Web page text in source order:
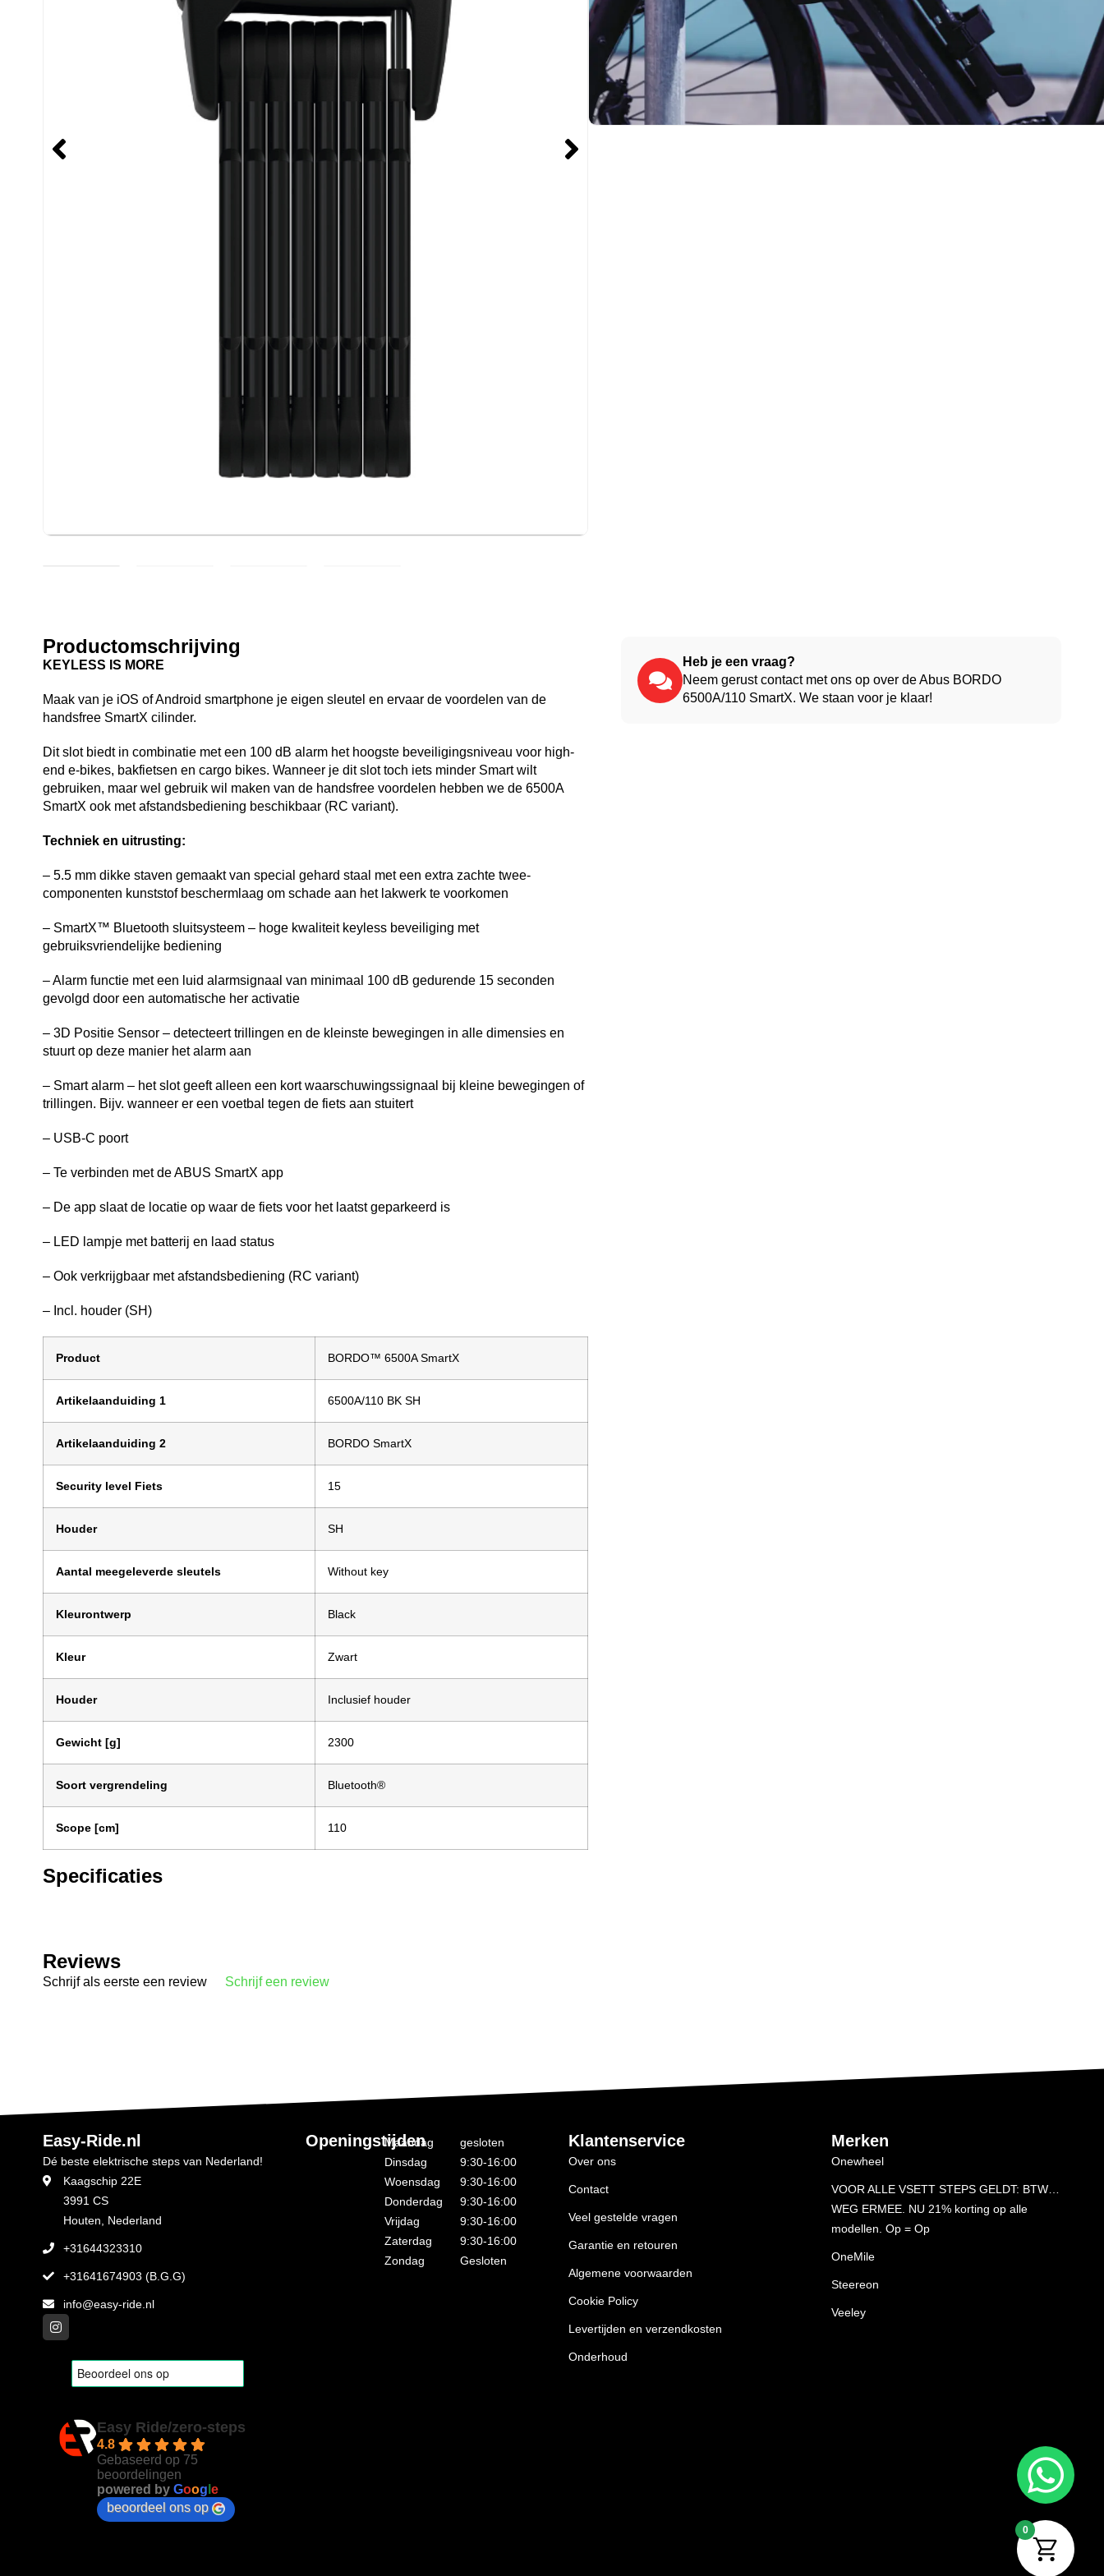
Dit is een top deal!
Een Abus BORDO 6500A/110 SmartX
voor
249,94!
Productomschrijving
KEYLESS IS MORE
Maak van je iOS of Android smartphone je eigen sleutel en ervaar de voordelen van de
handsfree SmartX cilinder.
Dit slot biedt in combinatie met een 100 dB alarm het hoogste beveiligingsniveau voor high-
end e-bikes, bakfietsen en cargo bikes. Wanneer je dit slot toch iets minder Smart wilt
gebruiken, maar wel gebruik wil maken van de handsfree voordelen hebben we de 6500A
SmartX ook met afstandsbediening beschikbaar (RC variant).
Techniek en uitrusting:
– 5.5 mm dikke staven gemaakt van special gehard staal met een extra zachte twee-
componenten kunststof beschermlaag om schade aan het lakwerk te voorkomen
– SmartX™ Bluetooth sluitsysteem – hoge kwaliteit keyless beveiliging met
gebruiksvriendelijke bediening
– Alarm functie met een luid alarmsignaal van minimaal 100 dB gedurende 15 seconden
gevolgd door een automatische her activatie
– 3D Positie Sensor – detecteert trillingen en de kleinste bewegingen in alle dimensies en
stuurt op deze manier het alarm aan
– Smart alarm – het slot geeft alleen een kort waarschuwingssignaal bij kleine bewegingen of
trillingen. Bijv. wanneer er een voetbal tegen de fiets aan stuitert
– USB-C poort
– Te verbinden met de ABUS SmartX app
– De app slaat de locatie op waar de fiets voor het laatst geparkeerd is
– LED lampje met batterij en laad status
– Ook verkrijgbaar met afstandsbediening (RC variant)
– Incl. houder (SH)
Product BORDO™ 6500A SmartX
Artikelaanduiding 1 6500A/110 BK SH
Artikelaanduiding 2 BORDO SmartX
Security level Fiets 15
Houder SH
Aantal meegeleverde sleutels Without key
Kleurontwerp Black
Kleur Zwart
Houder Inclusief houder
Gewicht [g] 2300
Soort vergrendeling Bluetooth®
Scope [cm] 110
Specificaties
Heb je een vraag?
Neem gerust contact met ons op over de Abus BORDO
6500A/110 SmartX. We staan voor je klaar!
Reviews
Schrijf als eerste een review Schrijf een review
Easy-Ride.nl
Dé beste elektrische steps van Nederland!
Kaagschip 22E
3991 CS
Houten, Nederland
+31644323310
+31641674903 (B.G.G)
info@easy-ride.nl
Easy Ride/zero-steps
4.8
Gebaseerd op 75
beoordelingen
powered by Goog e
beoordeel ons op
Openingstijden
Maandag
gesloten
Dinsdag
9:30-16:00
Woensdag
9:30-16:00
Donderdag
9:30-16:00
Vrijdag
9:30-16:00
Zaterdag
9:30-16:00
Zondag
Gesloten
Klantenservice
Over ons
Contact
Veel gestelde vragen
Garantie en retouren
Algemene voorwaarden
Cookie Policy
Levertijden en verzendkosten
Onderhoud
Merken
Onewheel
VOOR ALLE VSETT STEPS GELDT: BTW…
WEG ERMEE. NU 21% korting op alle
modellen. Op = Op
OneMile
Steereon
Veeley
0